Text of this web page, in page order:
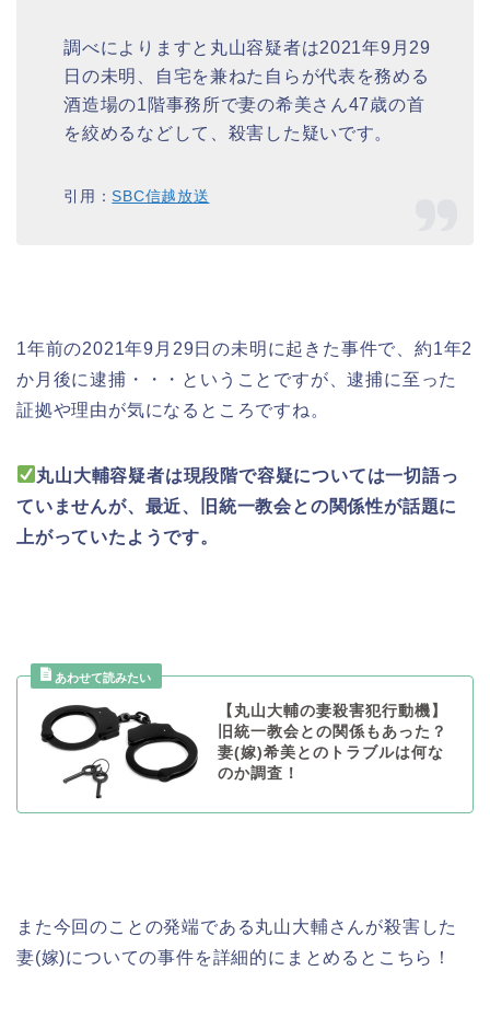
調べによりますと丸山容疑者は2021年9月29
日の未明、自宅を兼ねた自らが代表を務める
酒造場の1階事務所で妻の希美さん47歳の首
を絞めるなどして、殺害した疑いです。
引用：SBC信越放送
1年前の2021年9月29日の未明に起きた事件で、約1年2
か月後に逮捕・・・ということですが、逮捕に至った
証拠や理由が気になるところですね。
丸山大輔容疑者は現段階で容疑については一切語っ
ていませんが、最近、旧統一教会との関係性が話題に
上がっていたようです。
【丸山大輔の妻殺害犯行動機】
旧統一教会との関係もあった？
妻(嫁)希美とのトラブルは何な
のか調査！
また今回のことの発端である丸山大輔さんが殺害した
妻(嫁)についての事件を詳細的にまとめるとこちら！